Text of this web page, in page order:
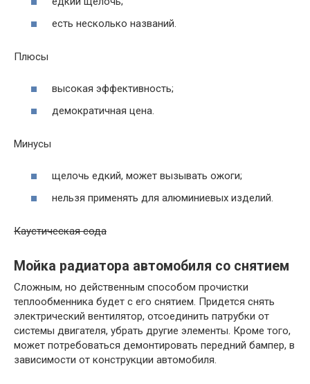
есть несколько названий.
Плюсы
высокая эффективность;
демократичная цена.
Минусы
щелочь едкий, может вызывать ожоги;
нельзя применять для алюминиевых изделий.
Каустическая сода
Мойка радиатора автомобиля со снятием
Сложным, но действенным способом прочистки
теплообменника будет с его снятием. Придется снять
электрический вентилятор, отсоединить патрубки от
системы двигателя, убрать другие элементы. Кроме того,
может потребоваться демонтировать передний бампер, в
зависимости от конструкции автомобиля.